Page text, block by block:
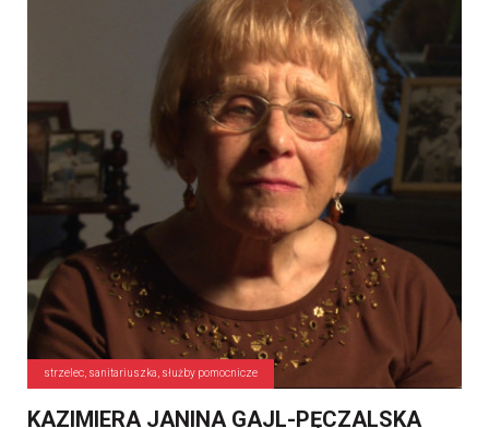
strzelec, sanitariuszka, służby pomocnicze
KAZIMIERA JANINA GAJL-PĘCZALSKA